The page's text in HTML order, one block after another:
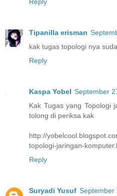
Tipanilla erisman
kak tugas topologi nya
Reply
Kaspa Yobel September
Kak Tugas yang Topologi
tolong di periksa kak
http://
topologi-jaringan-
Reply
Suryadi Yusuf September